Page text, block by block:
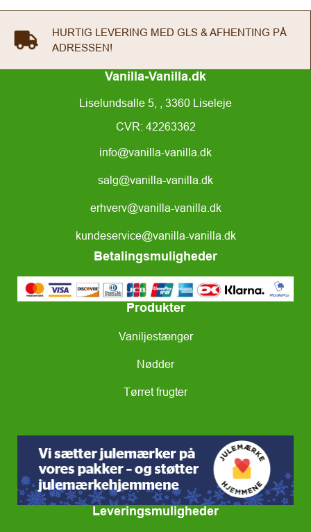
FREMRAGENDE ANMELDELSER PÅ GOOGLE &
TRUSTPILOT
Vanilla-Vanilla.dk
Liselundsalle 5, , 3360 Liseleje
CVR: 42263362
info@vanilla-vanilla.dk
salg@vanilla-vanilla.dk
erhverv@vanilla-vanilla.dk
kundeservice@vanilla-vanilla.dk
Betalingsmuligheder
Produkter
Vaniljestænger
Nødder
Tørret frugter
Leveringsmuligheder